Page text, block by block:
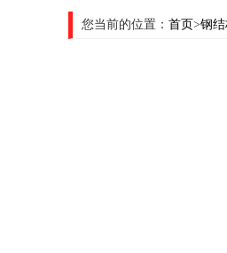
您当前的位置： 首页>钢结